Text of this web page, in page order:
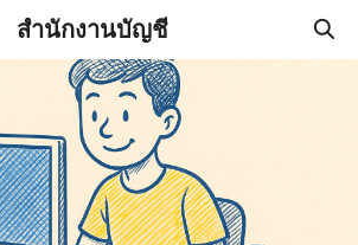
สำนักงานบัญชี
หาร